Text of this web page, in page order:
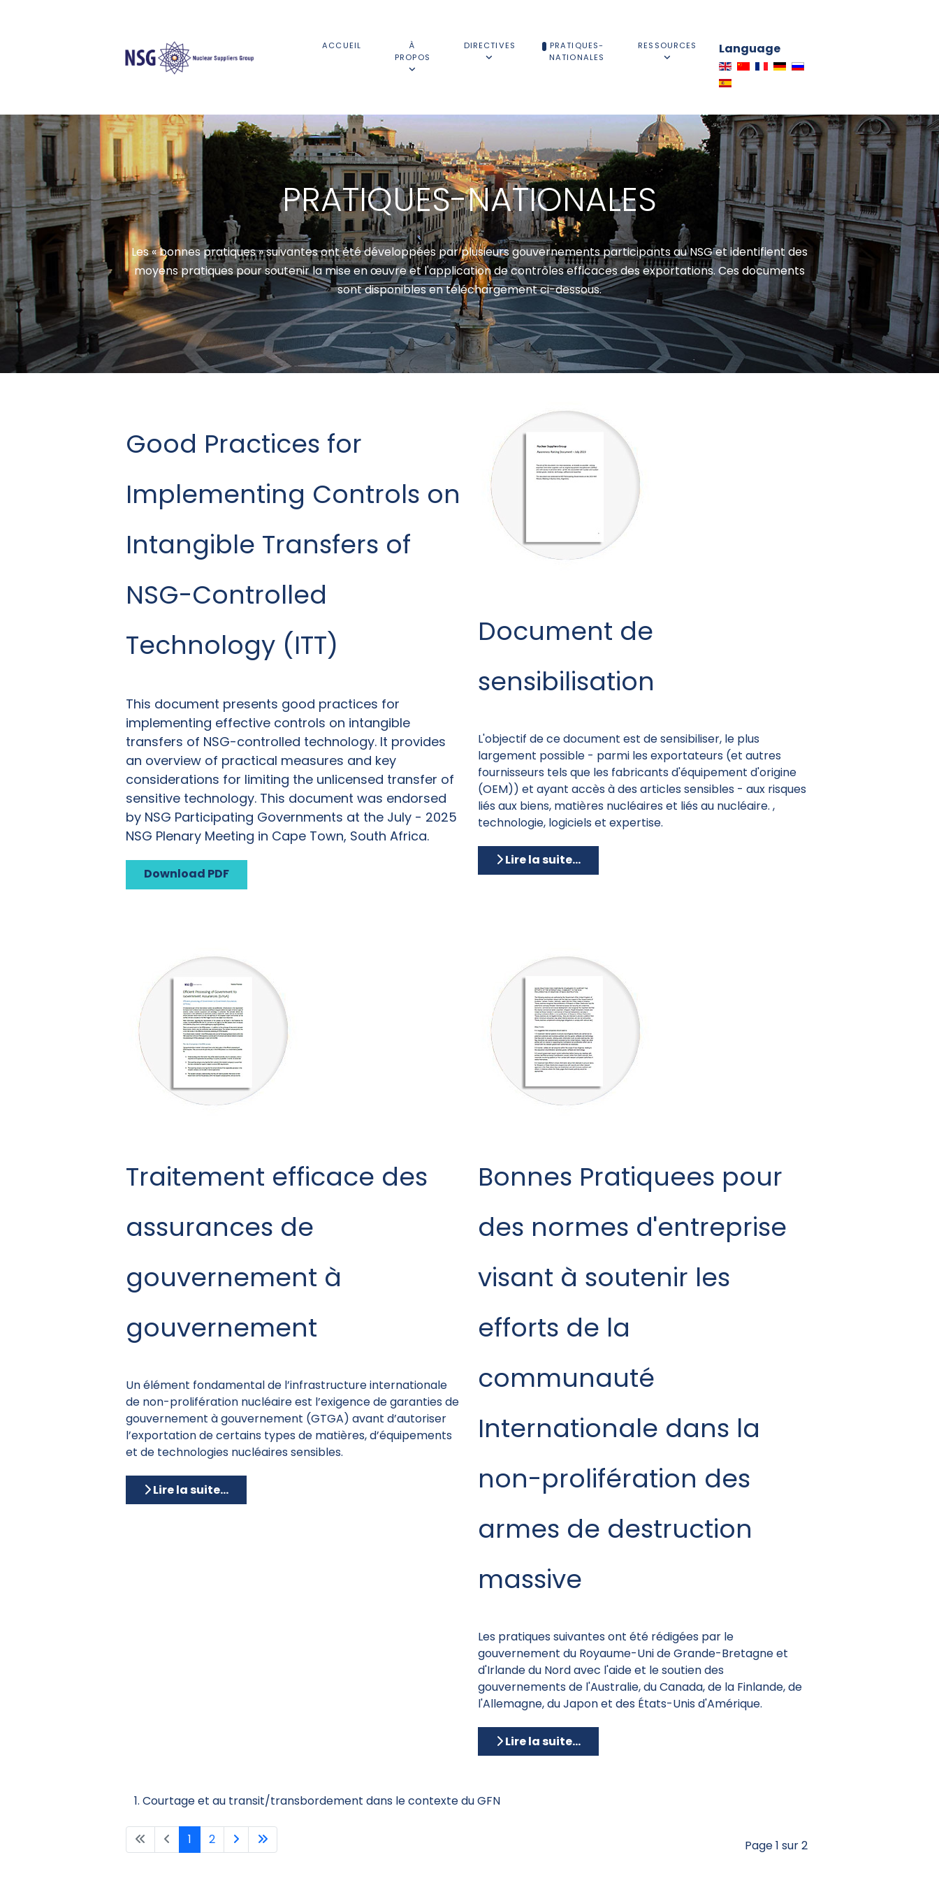
ACCUEIL
À
PROPOS
DIRECTIVES
PRATIQUES-
NATIONALES
RESSOURCES Language
PRATIQUES-NATIONALES
Les « bonnes pratiques » suivantes ont été développées par plusieurs gouvernements participants au NSG et identifient des
moyens pratiques pour soutenir la mise en œuvre et l'application de contrôles efficaces des exportations. Ces documents
sont disponibles en téléchargement ci-dessous.
Good Practices for
Implementing Controls on
Intangible Transfers of
NSG-Controlled
Technology (ITT)
This document presents good practices for
implementing effective controls on intangible
transfers of NSG-controlled technology. It provides
an overview of practical measures and key
considerations for limiting the unlicensed transfer of
sensitive technology. This document was endorsed
by NSG Participating Governments at the July - 2025
NSG Plenary Meeting in Cape Town, South Africa.
Download PDF
Document de
sensibilisation
L'objectif de ce document est de sensibiliser, le plus
largement possible - parmi les exportateurs (et autres
fournisseurs tels que les fabricants d'équipement d'origine
(OEM)) et ayant accès à des articles sensibles - aux risques
liés aux biens, matières nucléaires et liés au nucléaire. ,
technologie, logiciels et expertise.
Lire la suite...
Traitement efficace des
assurances de
gouvernement à
gouvernement
Un élément fondamental de l’infrastructure internationale
de non-prolifération nucléaire est l’exigence de garanties de
gouvernement à gouvernement (GTGA) avant d’autoriser
l’exportation de certains types de matières, d’équipements
et de technologies nucléaires sensibles.
Lire la suite...
Bonnes Pratiquees pour
des normes d'entreprise
visant à soutenir les
efforts de la
communauté
Internationale dans la
non-prolifération des
armes de destruction
massive
Les pratiques suivantes ont été rédigées par le
gouvernement du Royaume-Uni de Grande-Bretagne et
d'Irlande du Nord avec l'aide et le soutien des
gouvernements de l'Australie, du Canada, de la Finlande, de
l'Allemagne, du Japon et des États-Unis d'Amérique.
Lire la suite...
Courtage et au transit/transbordement dans le contexte du GFN
Page 1 sur 2
1 2